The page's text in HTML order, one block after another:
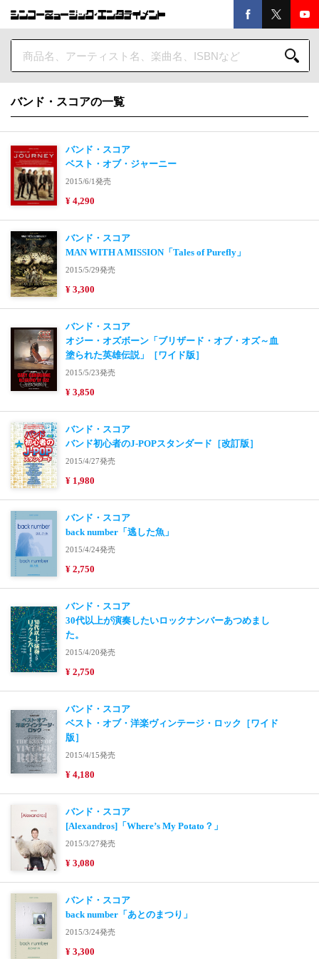
バンド・スコアの一覧
バンド・スコア
ベスト・オブ・ジャーニー
2015/6/1発売
¥ 4,290
バンド・スコア
MAN WITH A MISSION「Tales of Purefly」
2015/5/29発売
¥ 3,300
バンド・スコア
オジー・オズボーン「ブリザード・オブ・オズ～血
塗られた英雄伝説」［ワイド版］
2015/5/23発売
¥ 3,850
バンド・スコア
バンド初心者のJ-POPスタンダード［改訂版］
2015/4/27発売
¥ 1,980
バンド・スコア
back number「逃した魚」
2015/4/24発売
¥ 2,750
バンド・スコア
30代以上が演奏したいロックナンバーあつめまし
た。
2015/4/20発売
¥ 2,750
バンド・スコア
ベスト・オブ・洋楽ヴィンテージ・ロック［ワイド
版］
2015/4/15発売
¥ 4,180
バンド・スコア
[Alexandros]「Where’s My Potato？」
2015/3/27発売
¥ 3,080
バンド・スコア
back number「あとのまつり」
2015/3/24発売
¥ 3,300